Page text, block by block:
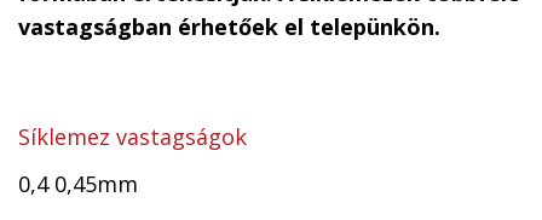
vastagságban érhetőek el telepünkön.
Síklemez vastagságok
0,4 0,45mm